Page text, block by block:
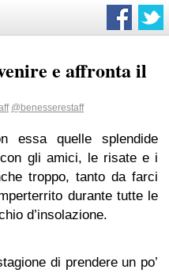
e affronta il
@benesserestaff
essa quelle splendide
gli amici, le risate e i
troppo, tanto da farci
durante tutte le
d’insolazione.
di prendere un po’